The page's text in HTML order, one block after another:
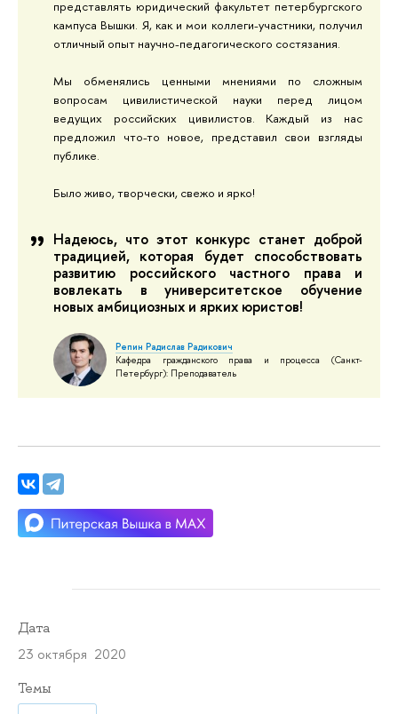
представлять юридический факультет петербургского
кампуса Вышки. Я, как и мои коллеги-участники, получил
отличный опыт научно-педагогического состязания.
Мы обменялись ценными мнениями по сложным
вопросам цивилистической науки перед лицом
ведущих российских цивилистов. Каждый из нас
предложил что-то новое, представил свои взгляды
публике.
Было живо, творчески, свежо и ярко!
Надеюсь, что этот конкурс станет доброй
традицией, которая будет способствовать
развитию российского частного права и
вовлекать в университетское обучение
новых амбициозных и ярких юристов!
Репин Радислав Радикович
Кафедра гражданского права и процесса (Санкт-
Петербург): Преподаватель
Дата
23 октября 2020
Темы